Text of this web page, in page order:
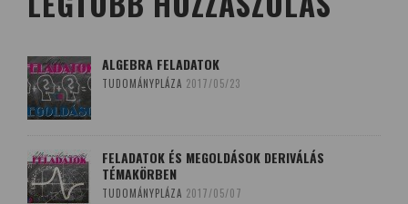
ALGEBRA FELADATOK
TUDOMÁNYPLÁZA 2017/05/23
FELADATOK ÉS MEGOLDÁSOK DERIVÁLÁS
TÉMAKÖRBEN
TUDOMÁNYPLÁZA 2017/05/07